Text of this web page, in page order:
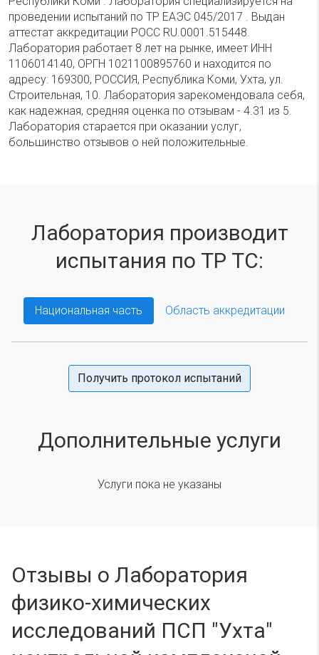
проведении испытаний по ТР ЕАЭС 045/2017 . Выдан
аттестат аккредитации РОСС RU.0001.515448.
Лаборатория работает 8 лет на рынке, имеет ИНН
1106014140, ОРГН 1021100895760 и находится по
адресу: 169300, РОССИЯ, Республика Коми, Ухта, ул.
Строительная, 10. Лаборатория зарекомендовала себя,
как надежная, средняя оценка по отзывам - 4.31 из 5.
Лаборатория старается при оказании услуг,
большинство отзывов о ней положительные.
Лаборатория производит
испытания по ТР ТС:
Национальная часть Область аккредитации
Получить протокол испытаний
Дополнительные услуги
Услуги пока не указаны
Отзывы о Лаборатория
физико-химических
исследований ПСП "Ухта"